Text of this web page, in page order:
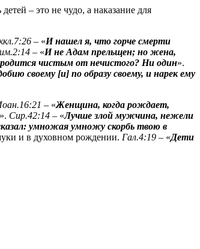
– это не чудо, а наказание для
– «И нашел я, что горче смерти
– «И не Адам прельщен; но жена,
чистым от нечистого? Ни один».
своему [и] по образу своему, и нарек ему
– «Женщина, когда рождает,
». Сир.42:14 – «Лучше злой мужчина, нежели
умножая умножу скорбь твою в
и в духовном рождении. Гал.4:19 – «Дети